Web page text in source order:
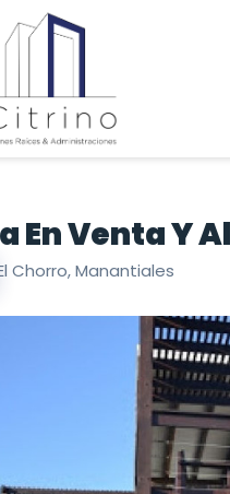
En Venta Y
Chorro, Manantiales